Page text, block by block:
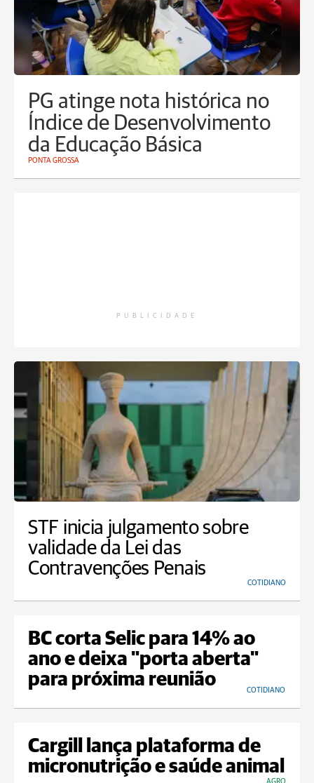
PG atinge nota histórica no
Índice de Desenvolvimento
da Educação Básica
PONTA GROSSA
PUBLICIDADE
STF inicia julgamento sobre
validade da Lei das
Contravenções Penais
COTIDIANO
BC corta Selic para 14% ao
ano e deixa "porta aberta"
para próxima reunião
COTIDIANO
Cargill lança plataforma de
micronutrição e saúde animal
AGRO